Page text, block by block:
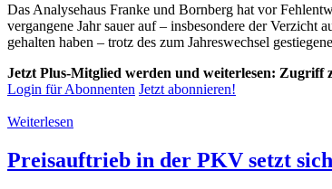
Das Analysehaus Franke und Bornberg hat vor
vergangene Jahr sauer auf – insbesondere der
gehalten haben – trotz des zum Jahreswechsel
Jetzt Plus-Mitglied werden und weiterlesen: Zugriff
Login für Abonnenten Jetzt abonnieren!
Weiterlesen
Preisauftrieb in der PKV setzt